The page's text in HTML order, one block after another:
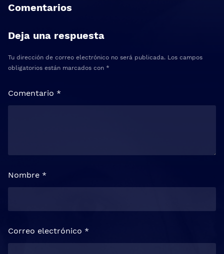
Comentarios
Deja una respuesta
Tu dirección de correo electrónico no será publicada. Los campos
obligatorios están marcados con *
Comentario *
Nombre *
Correo electrónico *